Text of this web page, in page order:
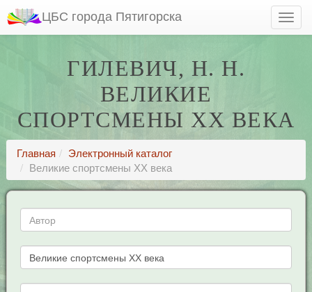
ЦБС города Пятигорска
ГИЛЕВИЧ, Н. Н.
ВЕЛИКИЕ
СПОРТСМЕНЫ ХХ ВЕКА
Главная
Электронный каталог
Великие спортсмены ХХ века